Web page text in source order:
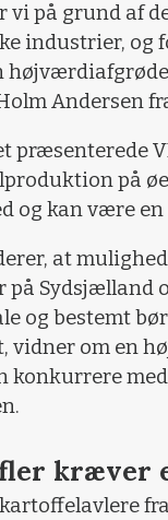
vi på grund af
industrier, og
Andersen
præsenterede
på
og kan være
at
på Sydsjælland
og bestemt
vidner om en
konkurrere
kræver